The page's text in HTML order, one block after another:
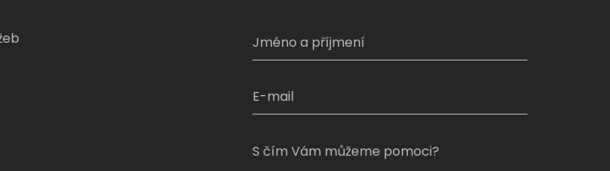
S čím Vám můžeme pomoci?